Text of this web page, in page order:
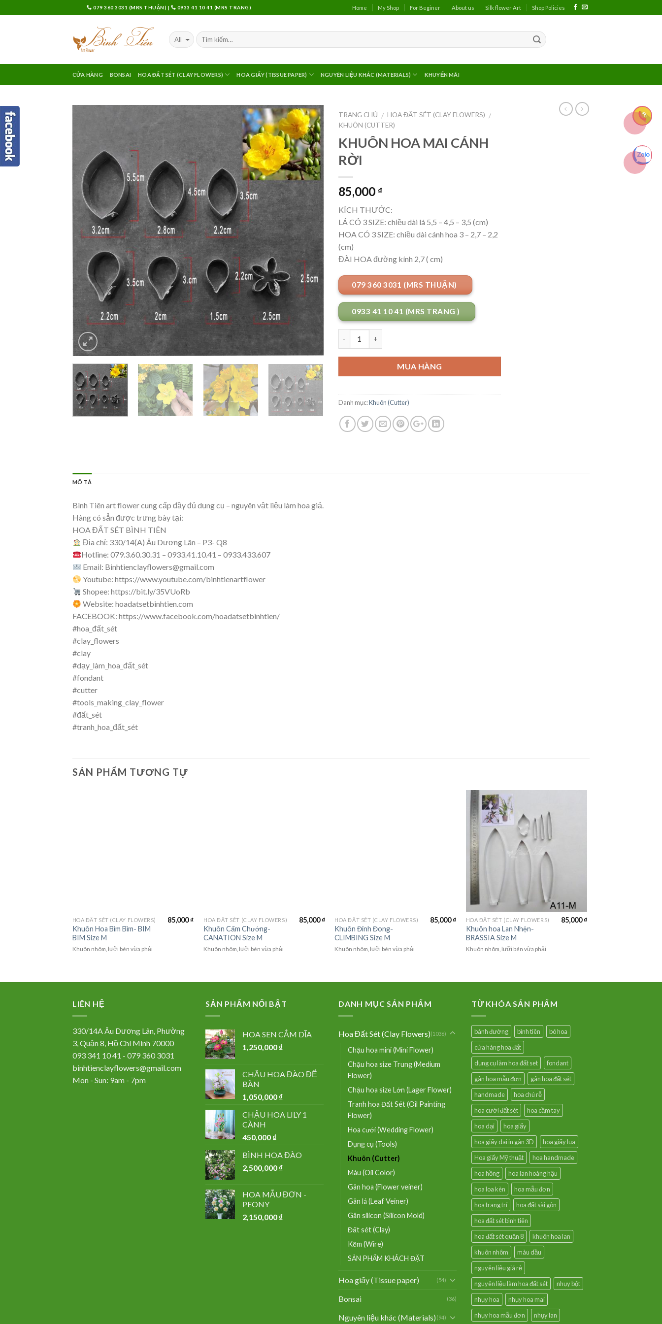
to
079 360 3031 (MRS THUẬN) | 0933 41 10 41 (MRS TRANG) Home My Shop For Beginer About us Silk flower Art Shop Policies
CỬA HÀNG BONSAI HOA ĐẤT SÉT (CLAY FLOWERS) HOA GIẤY (TISSUE PAPER) NGUYÊN LIỆU KHÁC (MATERIALS) KHUYẾN MÃI
TRANG CHỦ / HOA ĐẤT SÉT (CLAY FLOWERS) /
KHUÔN (CUTTER)
KHUÔN HOA MAI CÁNH
RỜI
85,000 ₫
KÍCH THƯỚC:
LÁ CÓ 3 SIZE: chiều dài lá 5,5 – 4,5 – 3,5 (cm)
HOA CÓ 3 SIZE: chiều dài cánh hoa 3 – 2,7 – 2,2
(cm)
ĐÀI HOA đường kính 2,7 ( cm)
079 360 3031 (MRS THUẬN)
0933 41 10 41 (MRS TRANG )
MUA HÀNG
Danh mục:Khuôn (Cutter)
MÔ TẢ
Bình Tiên art flower cung cấp đầy đủ dụng cụ – nguyên vật liệu làm hoa giả.
Hàng có sẳn được trưng bày tại:
HOA ĐẤT SÉT BÌNH TIÊN
Địa chỉ: 330/14(A) Âu Dương Lân – P3- Q8
Hotline: 079.3.60.30.31 – 0933.41.10.41 – 0933.433.607
Email: Binhtienclayflowers@gmail.com
Youtube: https://www.youtube.com/binhtienartflower
Shopee: https://bit.ly/35VUoRb
Website: hoadatsetbinhtien.com
FACEBOOK: https://www.facebook.com/hoadatsetbinhtien/
#hoa_đất_sét
#clay_flowers
#clay
#dạy_làm_hoa_đất_sét
#fondant
#cutter
#tools_making_clay_flower
#đất_sét
#tranh_hoa_đất_sét
SẢN PHẨM TƯƠNG TỰ
HOA ĐẤT SÉT (CLAY FLOWERS)
Khuôn Hoa Bìm Bìm- BIM
BIM Size M
85,000₫
Khuôn nhôm, lưỡi bén vừa phải
HOA ĐẤT SÉT (CLAY FLOWERS)
Khuôn Cẩm Chướng-
CANATION Size M
85,000₫
Khuôn nhôm, lưỡi bén vừa phải
HOA ĐẤT SÉT (CLAY FLOWERS)
Khuôn Đinh Đong-
CLIMBING Size M
85,000₫
Khuôn nhôm, lưỡi bén vừa phải
HOA ĐẤT SÉT (CLAY FLOWERS)
Khuôn hoa Lan Nhện-
BRASSIA Size M
85,000₫
Khuôn nhôm, lưỡi bén vừa phải
LIÊN HỆ
330/14A Âu Dương Lân, Phường
3, Quận 8, Hồ Chí Minh 70000
093 341 10 41 - 079 360 3031
binhtienclayflowers@gmail.com
Mon - Sun: 9am - 7pm
SẢN PHẨM NỔI BẬT
HOA SEN CẮM DĨA
1,250,000 ₫
CHẬU HOA ĐÀO ĐỂ
BÀN
1,050,000 ₫
CHẬU HOA LILY 1
CÀNH
450,000 ₫
BÌNH HOA ĐÀO
2,500,000 ₫
HOA MẪU ĐƠN -
PEONY
2,150,000 ₫
DANH MỤC SẢN PHẨM
Hoa Đất Sét (Clay Flowers)(1036)
Chậu hoa mini (Mini Flower)
Chậu hoa size Trung (Medium
Flower)
Chậu hoa size Lớn (Lager Flower)
Tranh hoa Đất Sét (Oil Painting
Flower)
Hoa cưới (Wedding Flower)
Dụng cụ (Tools)
Khuôn (Cutter)
Màu (Oil Color)
Gân hoa (Flower veiner)
Gân lá (Leaf Veiner)
Gân silicon (Silicon Mold)
Đất sét (Clay)
Kẽm (Wire)
SẢN PHẨM KHÁCH ĐẶT
Hoa giấy (Tissue paper) (54)
Bonsai (36)
Nguyên liệu khác (Materials) (94)
TỪ KHÓA SẢN PHẨM
bánh đường bình tiên
bó hoa
cửa hàng hoa đất
dụng cụ làm hoa đất set
fondant
gân hoa mẫu đơn
gân hoa đất sét
handmade
hoa chú rễ
hoa cưới đất sét
hoa cầm tay
hoa dại
hoa giấy
hoa giấy dai in gân 3D
hoa giấy lụa
Hoa giấy Mỹ thuật
hoa handmade
hoa hồng
hoa lan hoàng hậu
hoa loa kèn
hoa mẫu đơn
hoa trang trí
hoa đất sài gòn
hoa đất sét bình tiên
hoa đất sét quận 8
khuôn hoa lan
khuôn nhôm
màu dầu
nguyên liệu giá rẻ
nguyên liệu làm hoa đất sét
nhụy bột
nhụy hoa
nhụy hoa mai
nhụy hoa mẫu đơn
nhụy lan